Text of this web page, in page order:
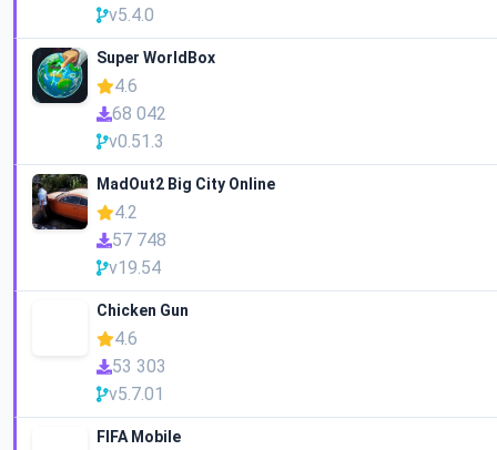
v5.4.0
Super WorldBox
4.6
68 042
v0.51.3
MadOut2 Big City Online
4.2
57 748
v19.54
Chicken Gun
4.6
53 303
v5.7.01
FIFA Mobile